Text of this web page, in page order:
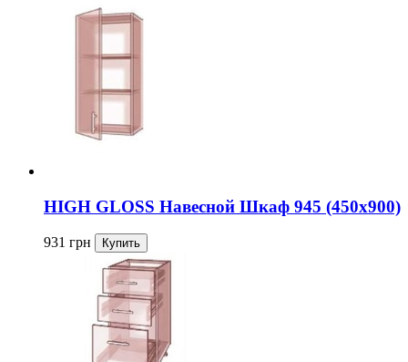
HIGH GLOSS Навесной Шкаф 945 (450x900)
931 грн